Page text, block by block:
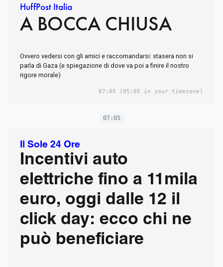
HuffPost Italia
A BOCCA CHIUSA
Ovvero vedersi con gli amici e raccomandarsi: stasera non si
parla di Gaza (e spiegazione di dove va poi a finire il nostro
rigore morale)
07:05 (05:05 in your timezone)
07:05
Il Sole 24 Ore
Incentivi auto
elettriche fino a 11mila
euro, oggi dalle 12 il
click day: ecco chi ne
può beneficiare